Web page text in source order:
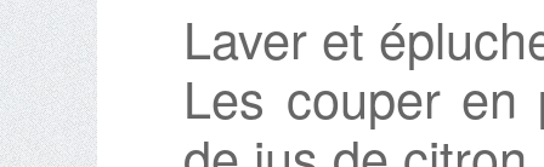
Laver et
Les couper